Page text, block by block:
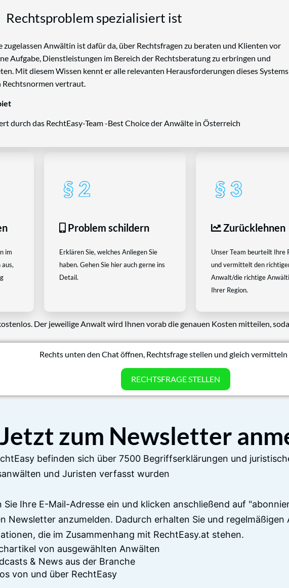
Rechtsproblem spezialisiert ist
zugelassen Anwältin ist dafür da, über Rechtsfragen zu beraten und Klienten vor
Aufgabe, Dienstleistungen im Bereich der Rechtsberatung zu erbringen und
Mit diesem Wissen kennt er alle relevanten Herausforderungen dieses Systems
vertraut.
durch das RechtEasy-Team -Best Choice der Anwälte in Österreich
im
Problem schildern
Erklären Sie, welches Anliegen Sie
haben. Gehen Sie hier auch gerne ins
Detail.
Zurücklehnen
Unser Team beurteilt Ihre
und vermittelt den
Anwalt/die richtige
Ihrer Region.
Der jeweilige Anwalt wird Ihnen vorab die genauen Kosten mitteilen,
Rechts unten den Chat öffnen, Rechtsfrage stellen und gleich vermitteln
RECHTSFRAGE STELLEN
Jetzt zum Newsletter
befinden sich über 7500 Begriffserklärungen und
und Juristen verfasst wurden
Sie Ihre E-Mail-Adresse ein und klicken anschließend auf
Newsletter anzumelden. Dadurch erhalten Sie und regelmäßigen
die im Zusammenhang mit RechtEasy.at stehen.
von ausgewählten Anwälten
& News aus der Branche
von und über RechtEasy